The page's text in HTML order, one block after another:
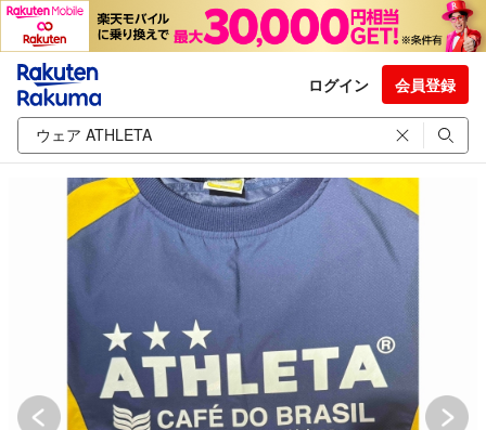
ログイン 会員登録